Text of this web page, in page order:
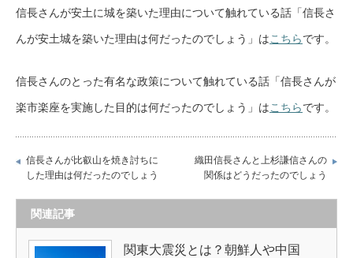
信長さんが安土に城を築いた理由について触れている話「信長さ
んが安土城を築いた理由は何だったのでしょう」はこちらです。
信長さんのとった有名な政策について触れている話「信長さんが
楽市楽座を実施した目的は何だったのでしょう」はこちらです。
信長さんが比叡山を焼き討ちに
した理由は何だったのでしょう
織田信長さんと上杉謙信さんの
関係はどうだったのでしょう
関連記事
関東大震災とは？朝鮮人や中国